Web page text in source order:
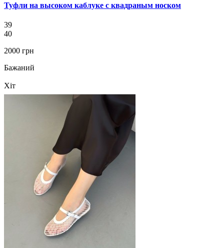
Туфли на высоком каблуке с квадраным носком
39
40
2000 грн
Бажаний
Хіт